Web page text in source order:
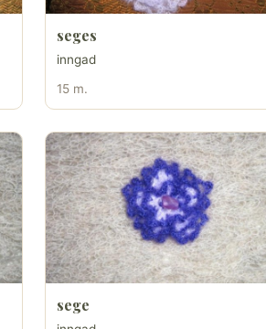
seges
inngad
15 m.
sege